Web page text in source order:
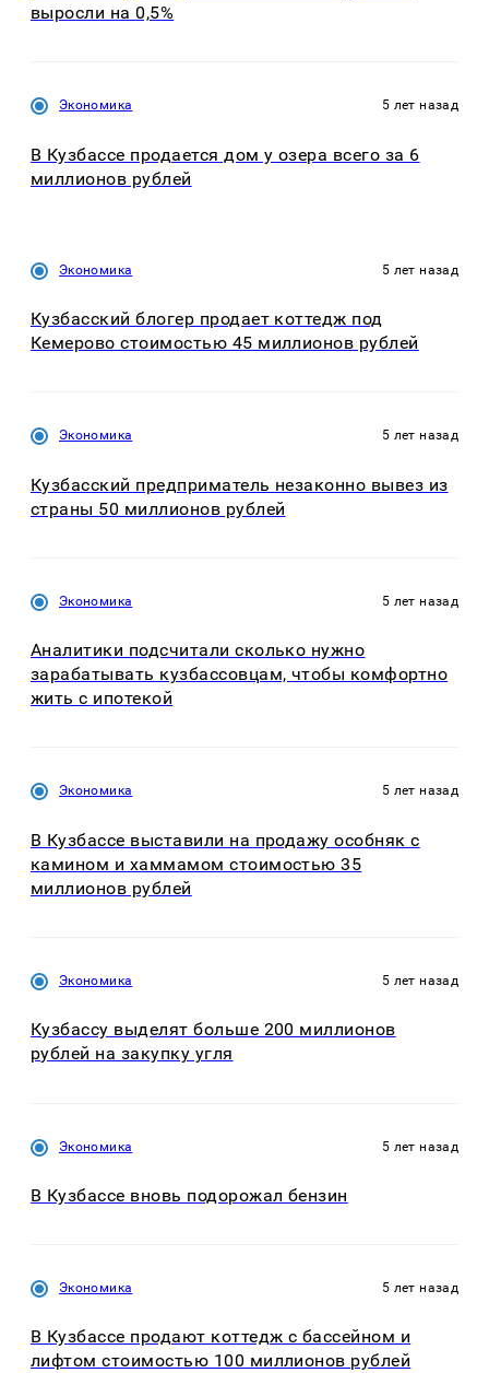
выросли на 0,5%
Экономика 5 лет назад
В Кузбассе продается дом у озера всего за 6
миллионов рублей
Экономика 5 лет назад
Кузбасский блогер продает коттедж под
Кемерово стоимостью 45 миллионов рублей
Экономика 5 лет назад
Кузбасский предприматель незаконно вывез из
страны 50 миллионов рублей
Экономика 5 лет назад
Аналитики подсчитали сколько нужно
зарабатывать кузбассовцам, чтобы комфортно
жить с ипотекой
Экономика 5 лет назад
В Кузбассе выставили на продажу особняк с
камином и хаммамом стоимостью 35
миллионов рублей
Экономика 5 лет назад
Кузбассу выделят больше 200 миллионов
рублей на закупку угля
Экономика 5 лет назад
В Кузбассе вновь подорожал бензин
Экономика 5 лет назад
В Кузбассе продают коттедж с бассейном и
лифтом стоимостью 100 миллионов рублей